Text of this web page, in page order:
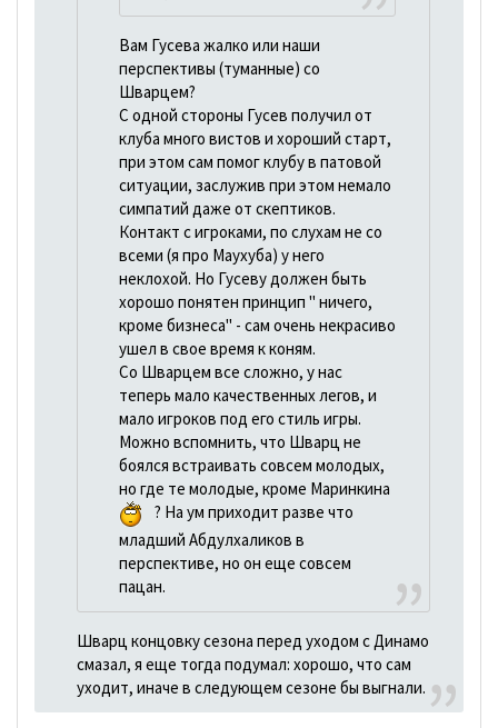
Вам Гусева жалко или наши
перспективы (туманные) со
Шварцем?
С одной стороны Гусев получил от
клуба много вистов и хороший старт,
при этом сам помог клубу в патовой
ситуации, заслужив при этом немало
симпатий даже от скептиков.
Контакт с игроками, по слухам не со
всеми (я про Маухуба) у него
неклохой. Но Гусеву должен быть
хорошо понятен принцип " ничего,
кроме бизнеса" - сам очень некрасиво
ушел в свое время к коням.
Со Шварцем все сложно, у нас
теперь мало качественных легов, и
мало игроков под его стиль игры.
Можно вспомнить, что Шварц не
боялся встраивать совсем молодых,
но где те молодые, кроме Маринкина
? На ум приходит разве что
младший Абдулхаликов в
перспективе, но он еще совсем
пацан.
Шварц концовку сезона перед уходом с Динамо
смазал, я еще тогда подумал: хорошо, что сам
уходит, иначе в следующем сезоне бы выгнали.